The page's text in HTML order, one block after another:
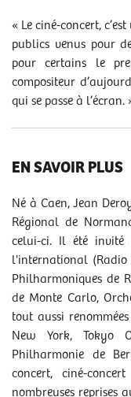
« Le ciné-concert,
publics venus pour
pour certains le
compositeur
qui se passe à l’écran.
EN SAVOIR PLUS
Né à Caen, Jean
Régional de
celui-ci. Il été invité
l'international (Radio
Philharmoniques de
de Monte Carlo,
tout aussi
New York, Tokyo
Philharmonie de
concert, ciné-
nombreuses reprises